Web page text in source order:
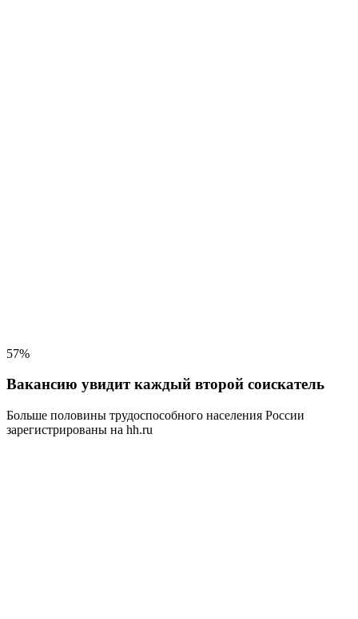
57%
Вакансию увидит каждый второй соискатель
Больше половины трудоспособного населения России
зарегистрированы на hh.ru